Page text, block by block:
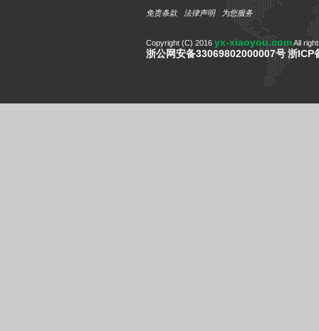
免责条款 法律声明 为您服务
Copyright (C) 2016 yx-xiaoyou.comAll
浙公网安备33069802000007号浙ICP